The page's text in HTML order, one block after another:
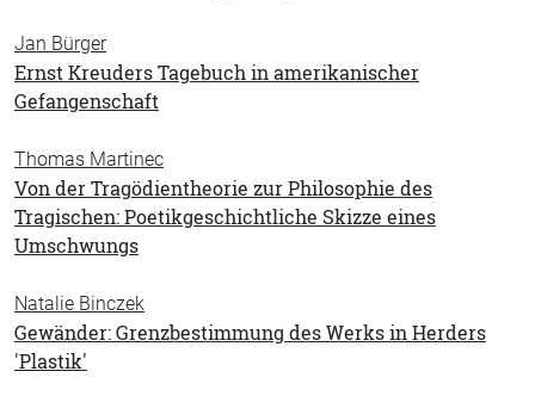
Jan Bürger
Ernst Kreuders Tagebuch in amerikanischer
Gefangenschaft
Thomas Martinec
Von der Tragödientheorie zur Philosophie des
Tragischen: Poetikgeschichtliche Skizze eines
Umschwungs
Natalie Binczek
Gewänder: Grenzbestimmung des Werks in Herders
'Plastik'